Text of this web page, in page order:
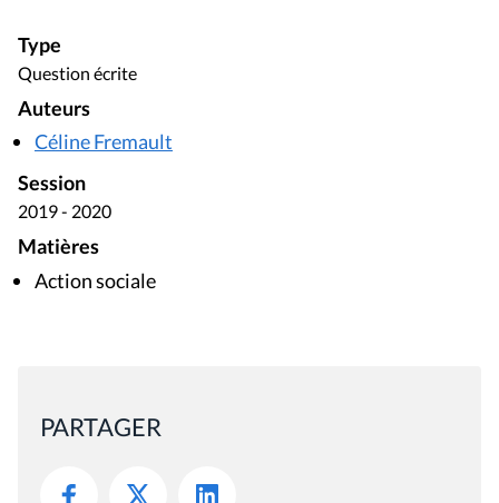
Type
Question écrite
Auteurs
Céline Fremault
Session
2019 - 2020
Matières
Action sociale
PARTAGER